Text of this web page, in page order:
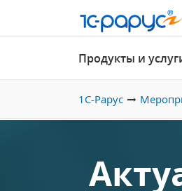
Продукты и
1С-Рарус